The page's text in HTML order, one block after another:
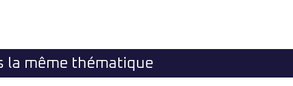
la même thématique